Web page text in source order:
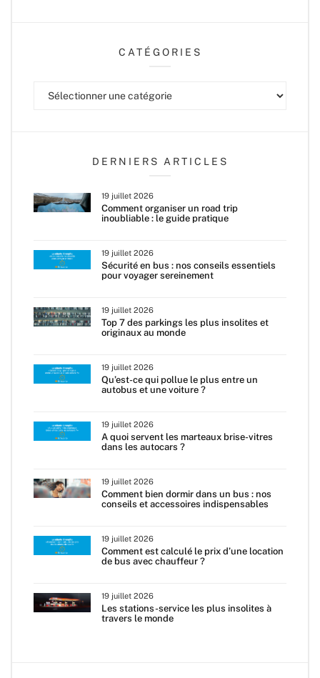
CATÉGORIES
DERNIERS ARTICLES
19 juillet 2026
Comment organiser un road trip
inoubliable : le guide pratique
19 juillet 2026
Sécurité en bus : nos conseils essentiels
pour voyager sereinement
19 juillet 2026
Top 7 des parkings les plus insolites et
originaux au monde
19 juillet 2026
Qu’est-ce qui pollue le plus entre un
autobus et une voiture ?
19 juillet 2026
A quoi servent les marteaux brise-vitres
dans les autocars ?
19 juillet 2026
Comment bien dormir dans un bus : nos
conseils et accessoires indispensables
19 juillet 2026
Comment est calculé le prix d’une location
de bus avec chauffeur ?
19 juillet 2026
Les stations-service les plus insolites à
travers le monde